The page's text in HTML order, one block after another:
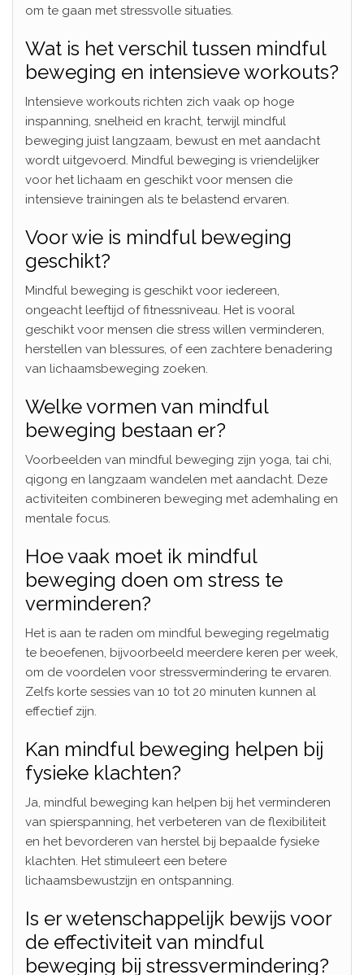
om te gaan met stressvolle situaties.
Wat is het verschil tussen mindful
beweging en intensieve workouts?
Intensieve workouts richten zich vaak op hoge
inspanning, snelheid en kracht, terwijl mindful
beweging juist langzaam, bewust en met aandacht
wordt uitgevoerd. Mindful beweging is vriendelijker
voor het lichaam en geschikt voor mensen die
intensieve trainingen als te belastend ervaren.
Voor wie is mindful beweging
geschikt?
Mindful beweging is geschikt voor iedereen,
ongeacht leeftijd of fitnessniveau. Het is vooral
geschikt voor mensen die stress willen verminderen,
herstellen van blessures, of een zachtere benadering
van lichaamsbeweging zoeken.
Welke vormen van mindful
beweging bestaan er?
Voorbeelden van mindful beweging zijn yoga, tai chi,
qigong en langzaam wandelen met aandacht. Deze
activiteiten combineren beweging met ademhaling en
mentale focus.
Hoe vaak moet ik mindful
beweging doen om stress te
verminderen?
Het is aan te raden om mindful beweging regelmatig
te beoefenen, bijvoorbeeld meerdere keren per week,
om de voordelen voor stressvermindering te ervaren.
Zelfs korte sessies van 10 tot 20 minuten kunnen al
effectief zijn.
Kan mindful beweging helpen bij
fysieke klachten?
Ja, mindful beweging kan helpen bij het verminderen
van spierspanning, het verbeteren van de flexibiliteit
en het bevorderen van herstel bij bepaalde fysieke
klachten. Het stimuleert een betere
lichaamsbewustzijn en ontspanning.
Is er wetenschappelijk bewijs voor
de effectiviteit van mindful
beweging bij stressvermindering?